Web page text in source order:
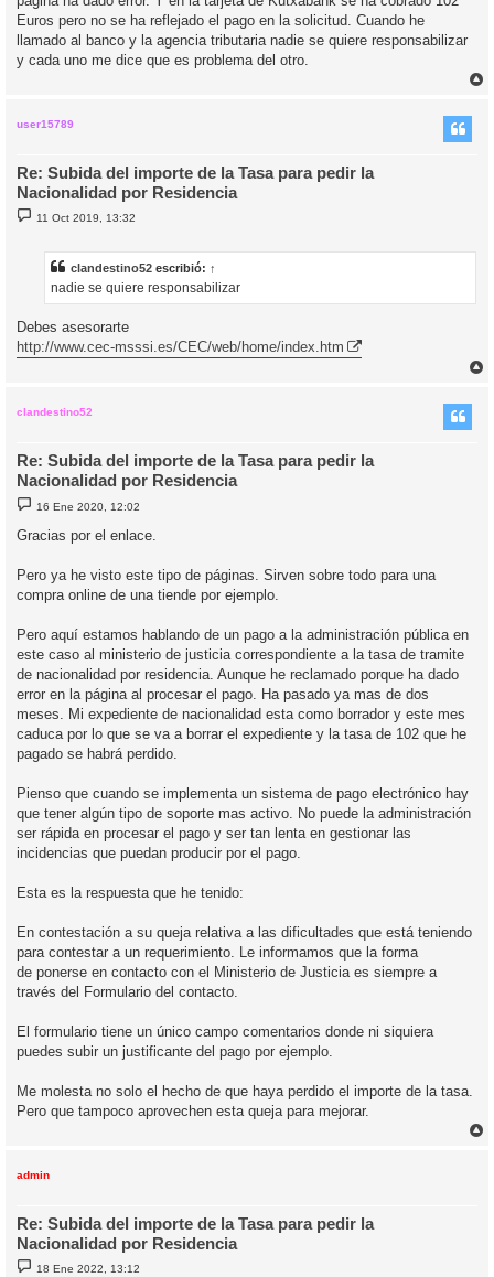
Euros pero no se ha reflejado el pago en la solicitud. Cuando he
llamado al banco y la agencia tributaria nadie se quiere responsabilizar
y cada uno me dice que es problema del otro.
user15789
Re: Subida del importe de la Tasa para pedir la
Nacionalidad por Residencia
M
e
11 Oct 2019, 13:32
clandestino52 escribió: ↑
nadie se quiere responsabilizar
Debes asesorarte
http://www.cec-msssi.es/CEC/web/home/index.htm
clandestino52
Re: Subida del importe de la Tasa para pedir la
Nacionalidad por Residencia
M
e
s
e
16 Ene 2020, 12:02
Gracias por el enlace.
Pero ya he visto este tipo de páginas. Sirven sobre todo para una
compra online de una tiende por ejemplo.
Pero aquí estamos hablando de un pago a la administración pública en
este caso al ministerio de justicia correspondiente a la tasa de tramite
de nacionalidad por residencia. Aunque he reclamado porque ha dado
error en la página al procesar el pago. Ha pasado ya mas de dos
meses. Mi expediente de nacionalidad esta como borrador y este mes
caduca por lo que se va a borrar el expediente y la tasa de 102 que he
pagado se habrá perdido.
Pienso que cuando se implementa un sistema de pago electrónico hay
que tener algún tipo de soporte mas activo. No puede la administración
ser rápida en procesar el pago y ser tan lenta en gestionar las
incidencias que puedan producir por el pago.
Esta es la respuesta que he tenido:
En contestación a su queja relativa a las dificultades que está teniendo
para contestar a un requerimiento. Le informamos que la forma
de ponerse en contacto con el Ministerio de Justicia es siempre a
través del Formulario del contacto.
El formulario tiene un único campo comentarios donde ni siquiera
puedes subir un justificante del pago por ejemplo.
Me molesta no solo el hecho de que haya perdido el importe de la tasa.
Pero que tampoco aprovechen esta queja para mejorar.
admin
Re: Subida del importe de la Tasa para pedir la
Nacionalidad por Residencia
M
18 Ene 2022, 13:12